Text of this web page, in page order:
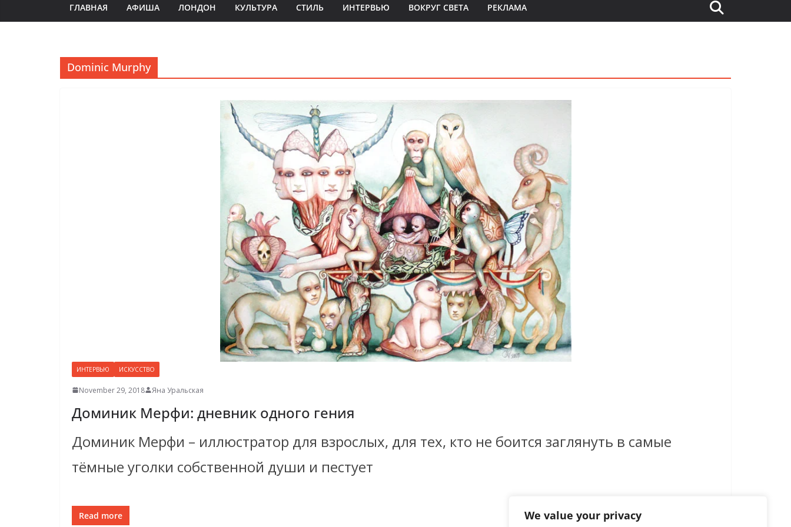
We value your privacy
ГЛАВНАЯ АФИША ЛОНДОН КУЛЬТУРА СТИЛЬ ИНТЕРВЬЮ ВОКРУГ СВЕТА РЕКЛАМА
Dominic Murphy
ИНТЕРВЬЮ ИСКУССТВО
November 29, 2018 Яна Уральская
Доминик Мерфи: дневник одного гения
Доминик Мерфи – иллюстратор для взрослых, для тех, кто не боится заглянуть в самые
тёмные уголки собственной души и пестует
Read more